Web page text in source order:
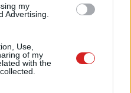
my
Advertising.
Use,
of my
with the
jött egy csomó olyan
hogy az elődjénél egy
ahogy azt kell. A
Intel processzor
de van belőle 15
külön AMD Ryzen Surface